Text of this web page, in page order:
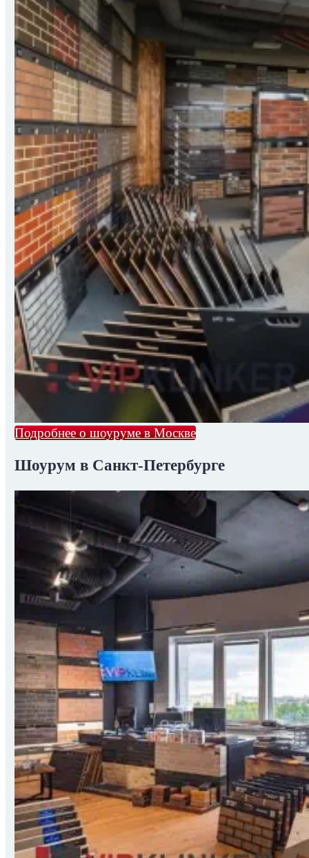
Подробнее о шоуруме в Москве
Шоурум в Санкт-Петербурге